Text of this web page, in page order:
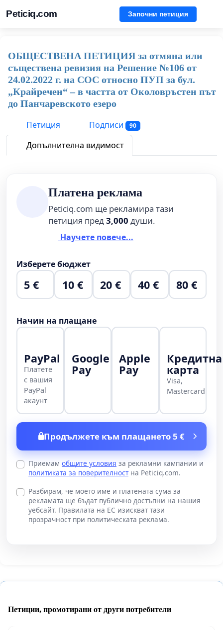
Peticiq.com Започни петиция
ОБЩЕСТВЕНА ПЕТИЦИЯ за отмяна или
съществена ревизия на Решение №106 от
24.02.2022 г. на СОС относно ПУП за бул.
„Крайречен“ – в частта от Околовръстен път
до Панчаревското езеро
Петиция
Подписи 90
Допълнителна видимост
Платена реклама
Peticiq.com ще рекламира тази
петиция пред3,000 души.
Научете повече...
Изберете бюджет
5 € 10 € 20 € 40 € 80 €
Начин на плащане
PayPal
Платете
с вашия
PayPal
акаунт
Google
Pay
Apple
Pay
Кредитна
карта
Visa,
Mastercard
Продължете към плащането 5 €
Приемам общите условия за рекламни кампании и
политиката за поверителностна Peticiq.com.
Разбирам, че моето име и платената сума за
рекламата ще бъдат публично достъпни на нашия
уебсайт. Правилата на ЕС изискват тази
прозрачност при политическата реклама.
Петиции, промотирани от други потребители